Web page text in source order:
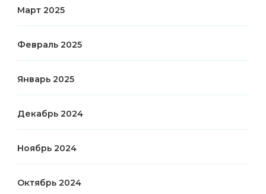
Март 2025
Февраль 2025
Январь 2025
Декабрь 2024
Ноябрь 2024
Октябрь 2024